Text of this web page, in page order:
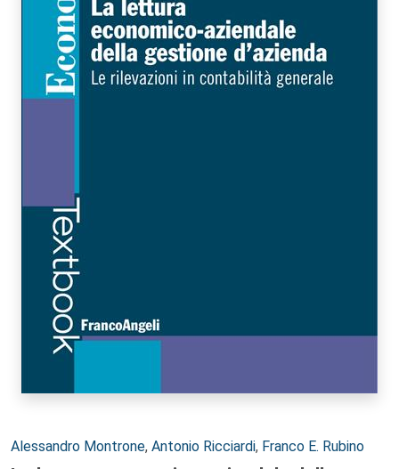
Autori:
Alessandro Montrone, Antonio Ricciardi, Franco E. Rubino